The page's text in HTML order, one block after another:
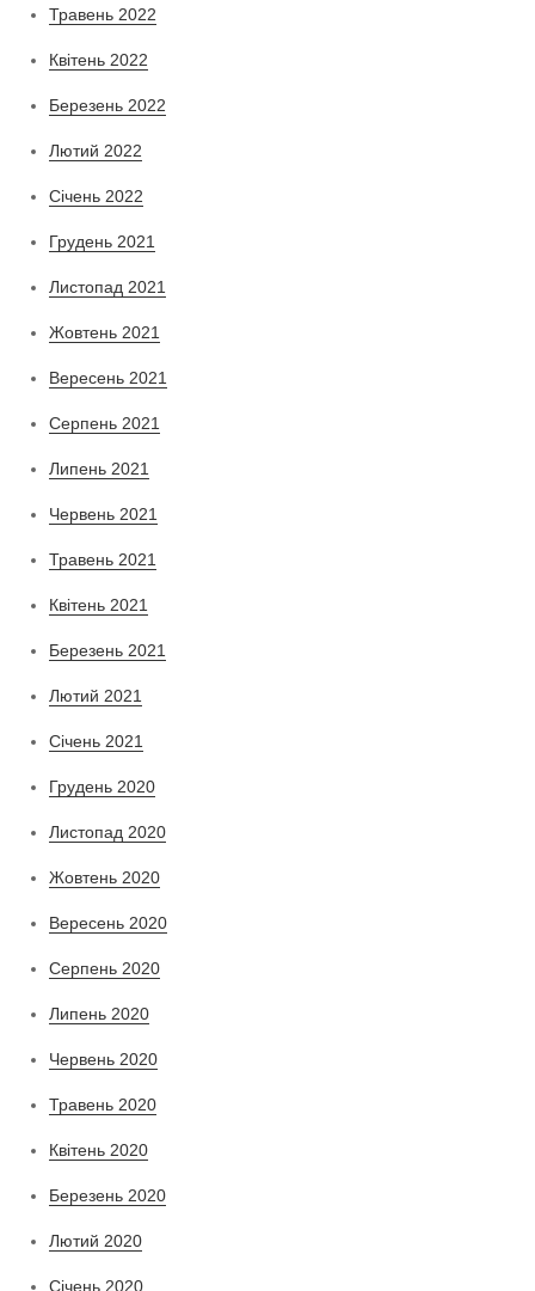
Травень 2022
Квітень 2022
Березень 2022
Лютий 2022
Січень 2022
Грудень 2021
Листопад 2021
Жовтень 2021
Вересень 2021
Серпень 2021
Липень 2021
Червень 2021
Травень 2021
Квітень 2021
Березень 2021
Лютий 2021
Січень 2021
Грудень 2020
Листопад 2020
Жовтень 2020
Вересень 2020
Серпень 2020
Липень 2020
Червень 2020
Травень 2020
Квітень 2020
Березень 2020
Лютий 2020
Січень 2020